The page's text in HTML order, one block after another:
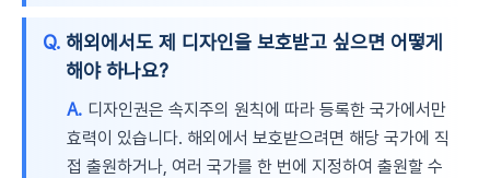
Q. 해외에서도 제 디자인을 보호받고 싶으면 어떻게
해야 하나요?
A. 디자인권은 속지주의 원칙에 따라 등록한 국가에서만
효력이 있습니다. 해외에서 보호받으려면 해당 국가에 직
접 출원하거나, 여러 국가를 한 번에 지정하여 출원할 수